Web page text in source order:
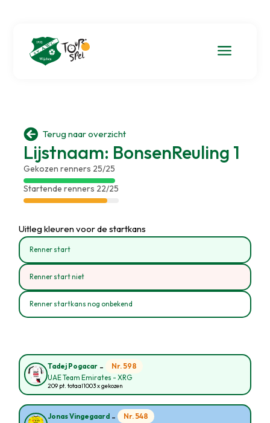
a
 Terug naar overzicht
Lijstnaam: BonsenReuling 1
Gekozen renners 25/25
Startende renners 22/25
Uitleg kleuren voor de startkans
Renner start
Renner start niet
Renner startkans nog onbekend
Tadej Pogacar - Nr. 598
UAE Team Emirates - XRG
209 pt. totaal1003 x gekozen
Jonas Vingegaard - Nr. 548